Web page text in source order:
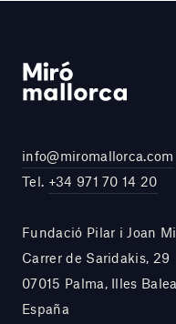
info@miromallorca.com
Tel. +34 971 70 14 20
Fundació Pilar i Joan
Carrer de Saridakis, 29
07015 Palma, Illes
España